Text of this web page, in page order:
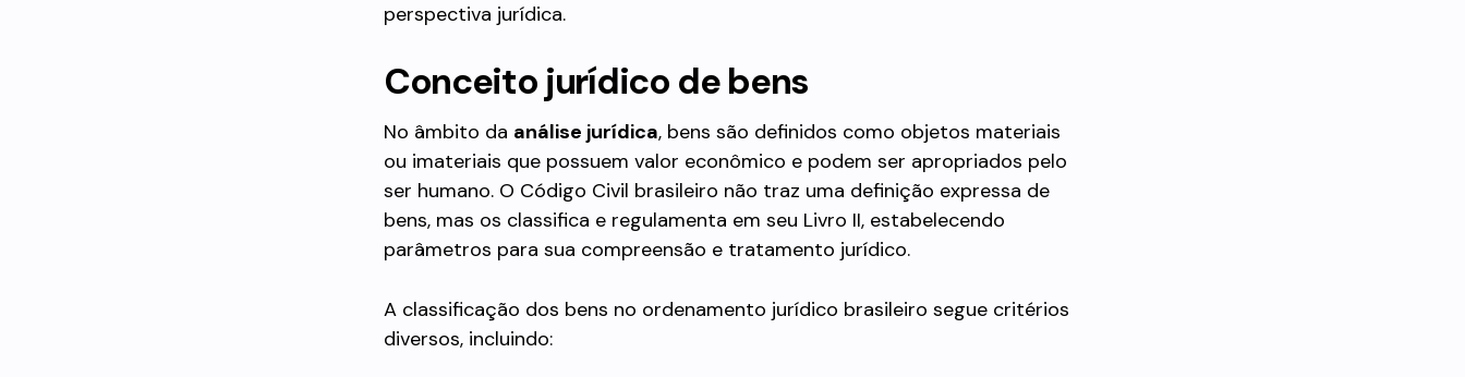
perspectiva jurídica.
Conceito jurídico de bens
No âmbito da análise jurídica, bens são definidos como objetos materiais
ou imateriais que possuem valor econômico e podem ser apropriados pelo
ser humano. O Código Civil brasileiro não traz uma definição expressa de
bens, mas os classifica e regulamenta em seu Livro II, estabelecendo
parâmetros para sua compreensão e tratamento jurídico.
A classificação dos bens no ordenamento jurídico brasileiro segue critérios
diversos, incluindo: